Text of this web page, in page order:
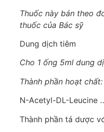
Thuốc này bán theo
thuốc của Bác sỹ
Dung dịch tiêm
Cho 1 ống 5ml dung
Thành phần hoạt chất:
N-Acetyl-DL-Leucine
Thành phần tá dược